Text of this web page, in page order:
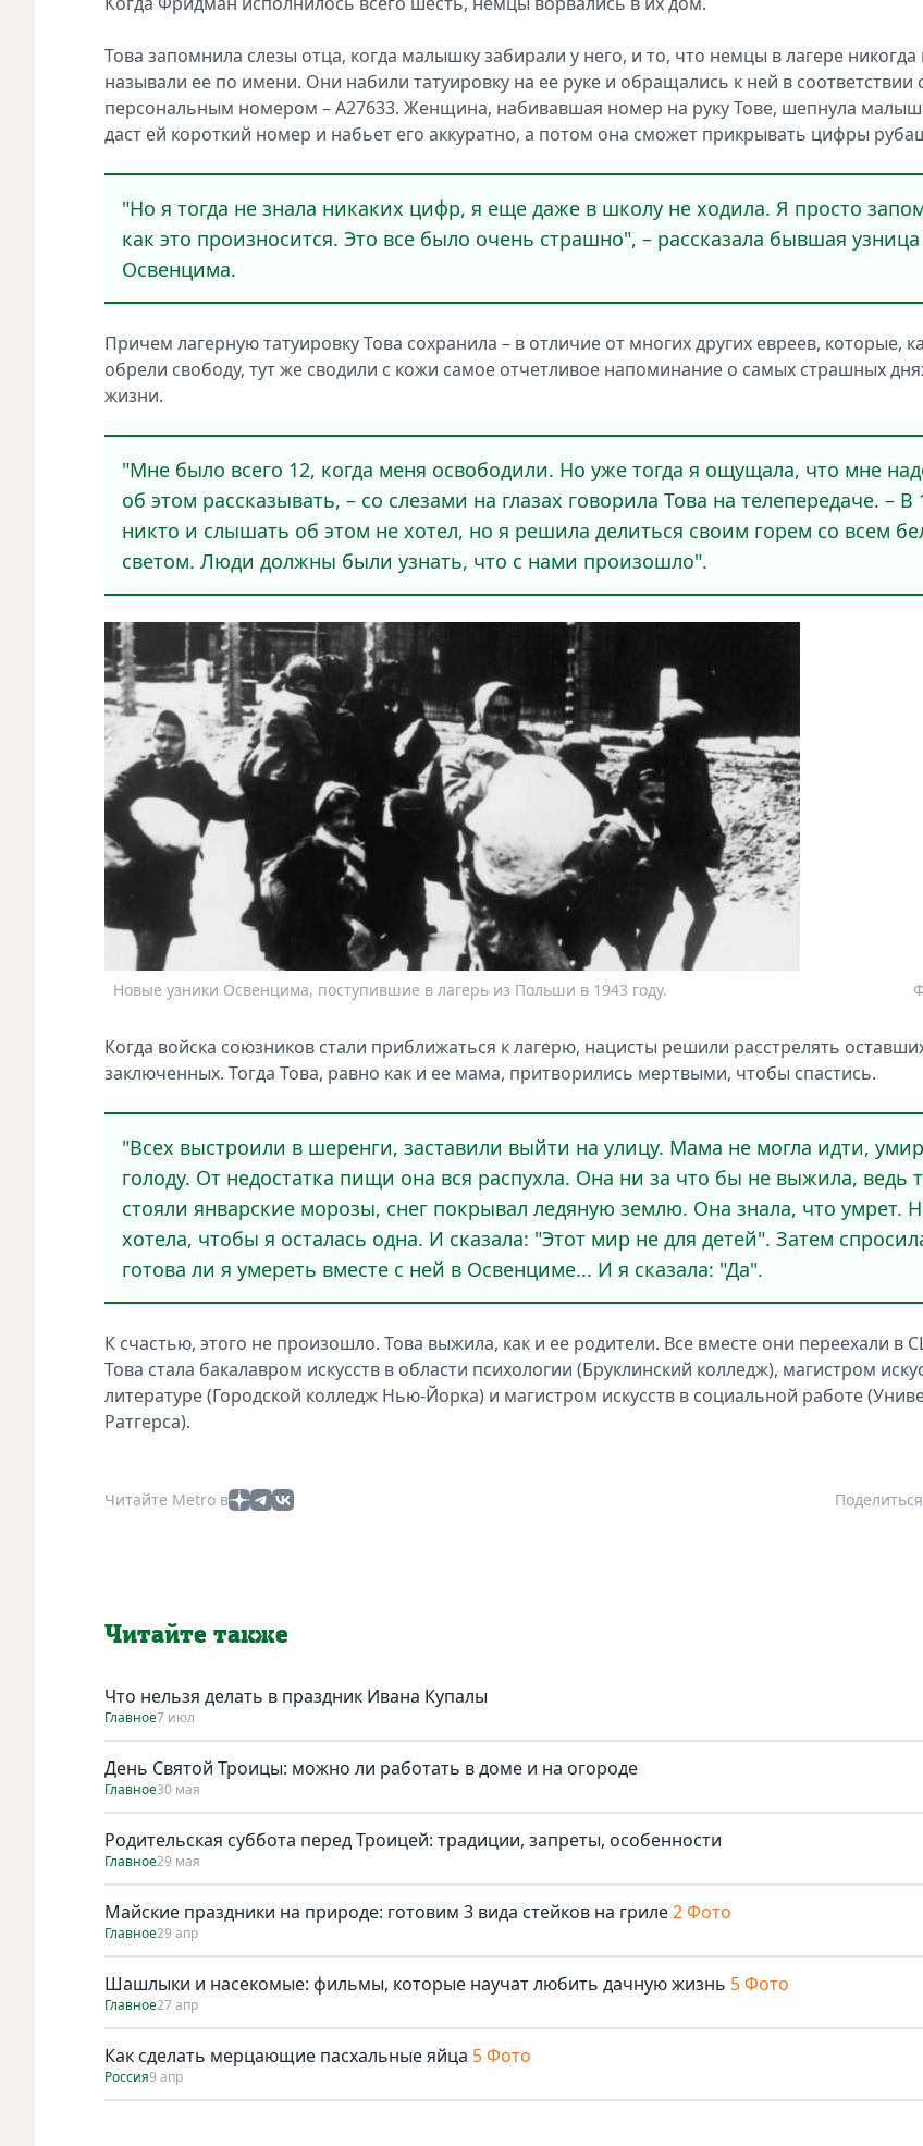
Това запомнила слезы отца, когда малышку забирали у него, и то, что немцы в лагере никогда
называли ее по имени. Они набили татуировку на ее руке и обращались к ней в соответствии
персональным номером – А27633. Женщина, набивавшая номер на руку Тове, шепнула
даст ей короткий номер и набьет его аккуратно, а потом она сможет прикрывать цифры
"Но я тогда не знала никаких цифр, я еще даже в школу не ходила. Я просто
как это произносится. Это все было очень страшно", – рассказала бывшая узница
Освенцима.
Причем лагерную татуировку Това сохранила – в отличие от многих других евреев, которые,
обрели свободу, тут же сводили с кожи самое отчетливое напоминание о самых страшных
жизни.
"Мне было всего 12, когда меня освободили. Но уже тогда я ощущала, что мне
об этом рассказывать, – со слезами на глазах говорила Това на телепередаче. – В
никто и слышать об этом не хотел, но я решила делиться своим горем со всем
светом. Люди должны были узнать, что с нами произошло".
Новые узники Освенцима, поступившие в лагерь из Польши в 1943 году.
Когда войска союзников стали приближаться к лагерю, нацисты решили расстрелять
заключенных. Тогда Това, равно как и ее мама, притворились мертвыми, чтобы спастись.
"Всех выстроили в шеренги, заставили выйти на улицу. Мама не могла идти,
голоду. От недостатка пищи она вся распухла. Она ни за что бы не выжила, ведь
стояли январские морозы, снег покрывал ледяную землю. Она знала, что умрет.
хотела, чтобы я осталась одна. И сказала: "Этот мир не для детей". Затем
готова ли я умереть вместе с ней в Освенциме... И я сказала: "Да".
К счастью, этого не произошло. Това выжила, как и ее родители. Все вместе они переехали в
Това стала бакалавром искусств в области психологии (Бруклинский колледж), магистром
литературе (Городской колледж Нью-Йорка) и магистром искусств в социальной работе
Ратгерса).
Читайте Metro в Поделиться
Читайте также
Что нельзя делать в праздник Ивана Купалы
Главное7 июл
День Святой Троицы: можно ли работать в доме и на огороде
Главное30 мая
Родительская суббота перед Троицей: традиции, запреты, особенности
Главное29 мая
Майские праздники на природе: готовим 3 вида стейков на гриле2 Фото
Главное29 апр
Шашлыки и насекомые: фильмы, которые научат любить дачную жизнь 5 Фото
Главное27 апр
Как сделать мерцающие пасхальные яйца 5 Фото
Россия9 апр